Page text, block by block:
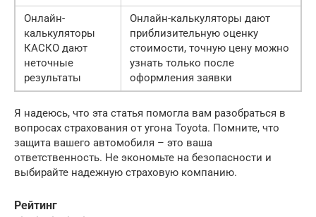
Онлайн-
калькуляторы
КАСКО дают
неточные
результаты
Онлайн-калькуляторы дают
приблизительную оценку
стоимости, точную цену можно
узнать только после
оформления заявки
Я надеюсь, что эта статья помогла вам разобраться в
вопросах страхования от угона Toyota. Помните, что
защита вашего автомобиля – это ваша
ответственность. Не экономьте на безопасности и
выбирайте надежную страховую компанию.
Рейтинг